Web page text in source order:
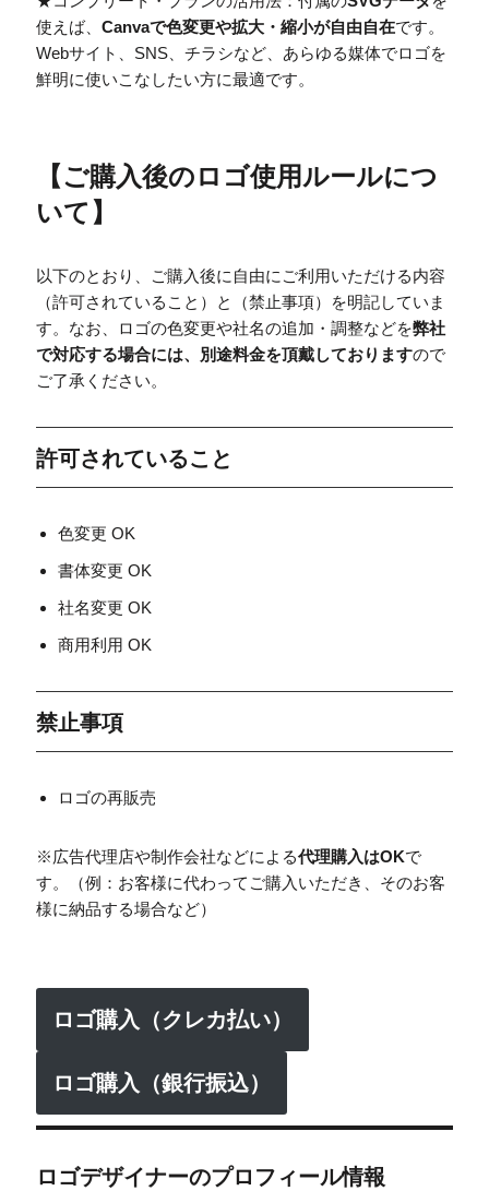
使えば、 Canvaで色変更や拡大・縮小が自由自在です。
Webサイト、SNS、チラシなど、あらゆる媒体でロゴを
鮮明に使いこなしたい方に最適です。
【ご購入後のロゴ使用ルールにつ
いて 】
以下のとおり、ご購入後に自由にご利用いただける内容
（許可されていること）と（禁止事項）を明記していま
す。なお、ロゴの色変更や社名の追加・調整などを弊社
で対応する場合には、別途料金を頂戴しておりますので
ご了承ください。
許可されていること
色変更 OK
書体変更 OK
社名変更 OK
商用利用 OK
禁止事項
ロゴの再販売
※広告代理店や制作会社などによる代理購入はOKで
す。（例：お客様に代わってご購入いただき、そのお客
様に納品する場合など）
ロゴ購入（クレカ払い）
ロゴ購入（銀行振込）
ロゴデザイナーのプロフィール情報